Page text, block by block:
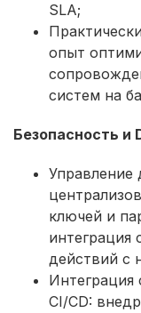
SLA;
опыт
систем на
Безопасность и
Управление
ключей и
интеграция
действий с
Интеграция
CI/CD: